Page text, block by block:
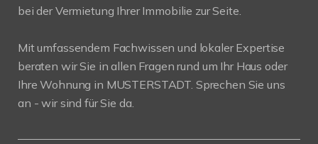
bei der Vermietung Ihrer Immobilie zur Seite.
Mit umfassendem Fachwissen und lokaler Expertise
beraten wir Sie in allen Fragen rund um Ihr Haus oder
Ihre Wohnung in MUSTERSTADT. Sprechen Sie uns
an - wir sind für Sie da.